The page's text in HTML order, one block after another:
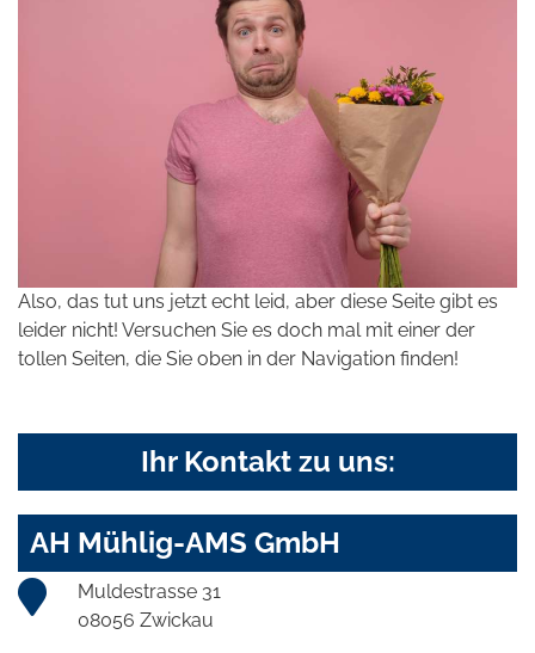
Also, das tut uns jetzt echt leid, aber diese Seite gibt es
leider nicht! Versuchen Sie es doch mal mit einer der
tollen Seiten, die Sie oben in der Navigation finden!
Ihr Kontakt zu uns:
AH Mühlig-AMS GmbH
Muldestrasse 31
08056 Zwickau